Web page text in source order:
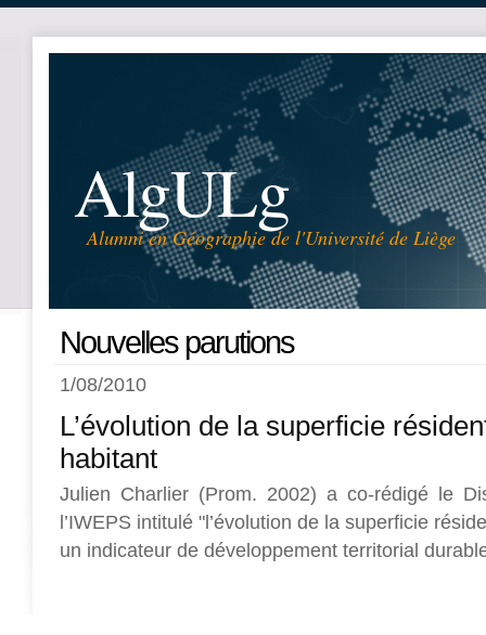
AlgULg
Alumni en Géographie de l'Université de Liège
Nouvelles parutions
1/08/2010
L’évolution de la superficie
habitant
Julien Charlier (Prom. 2002) a co-rédigé le
l’IWEPS intitulé "l’évolution de la superficie
un indicateur de développement territorial